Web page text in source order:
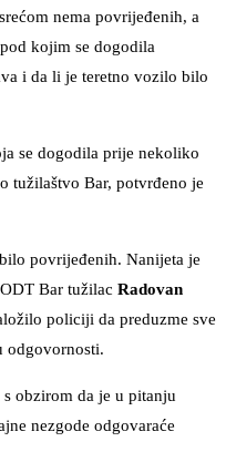
nema povrijeđenih, a
kojim se dogodila
i da li je teretno vozilo bilo
se dogodila prije nekoliko
tužilaštvo Bar, potvrđeno je
povrijeđenih. Nanijeta je
Bar tužilac Radovan
policiji da preduzme sve
odgovornosti.
obzirom da je u pitanju
nezgode odgovaraće